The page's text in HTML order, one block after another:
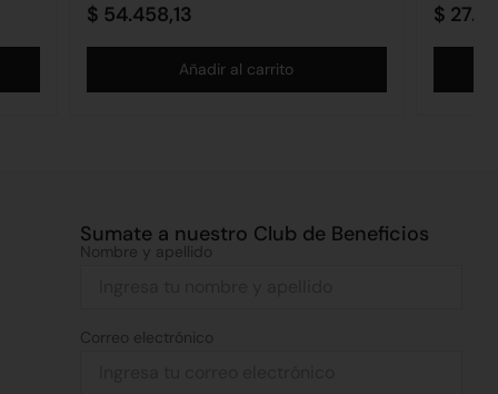
$ 54.458,13
Añadir al carrito
$
Sumate a nuestro Club de Beneficios
Nombre y apellido
Correo electrónico